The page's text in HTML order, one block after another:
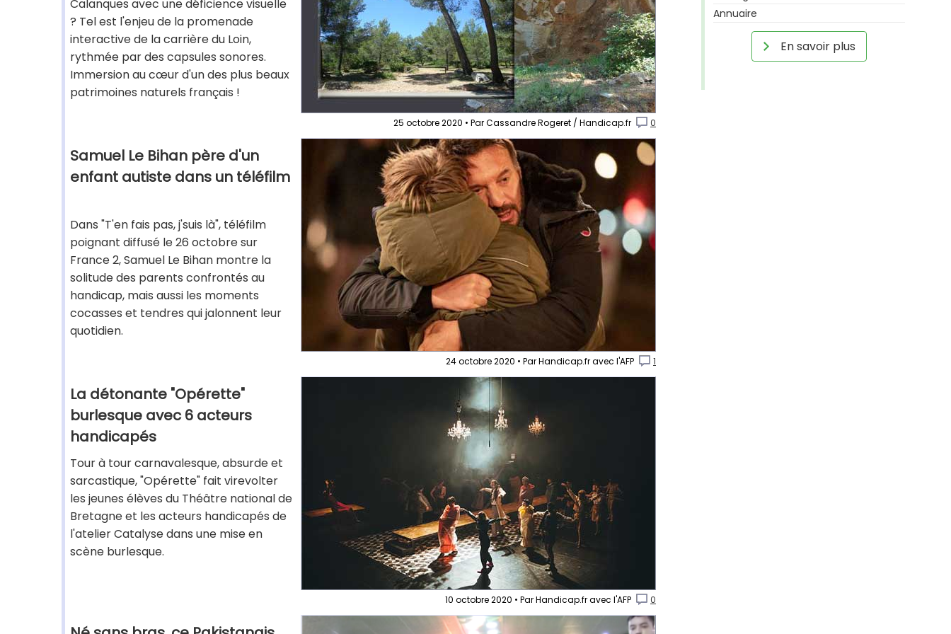
Calanques avec une déficience visuelle
? Tel est l'enjeu de la promenade
interactive de la carrière du Loin,
rythmée par des capsules sonores.
Immersion au cœur d'un des plus beaux
patrimoines naturels français !
25 octobre 2020 • Par Cassandre Rogeret / Handicap.fr 0
Samuel Le Bihan père d'un
enfant autiste dans un téléfilm
Dans "T'en fais pas, j'suis là", téléfilm
poignant diffusé le 26 octobre sur
France 2, Samuel Le Bihan montre la
solitude des parents confrontés au
handicap, mais aussi les moments
cocasses et tendres qui jalonnent leur
quotidien.
24 octobre 2020 • Par Handicap.fr avec l'AFP 1
La détonante "Opérette"
burlesque avec 6 acteurs
handicapés
Tour à tour carnavalesque, absurde et
sarcastique, "Opérette" fait virevolter
les jeunes élèves du Théâtre national de
Bretagne et les acteurs handicapés de
l'atelier Catalyse dans une mise en
scène burlesque.
10 octobre 2020 • Par Handicap.fr avec l'AFP 0
Annuaire
En savoir plus